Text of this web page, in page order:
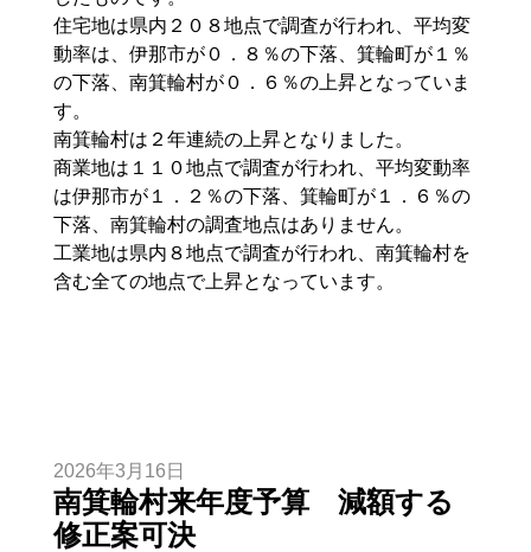
住宅地は県内２０８地点で調査が行われ、平均変
動率は、伊那市が０．８％の下落、箕輪町が１％
の下落、南箕輪村が０．６％の上昇となっていま
す。
南箕輪村は２年連続の上昇となりました。
商業地は１１０地点で調査が行われ、平均変動率
は伊那市が１．２％の下落、箕輪町が１．６％の
下落、南箕輪村の調査地点はありません。
工業地は県内８地点で調査が行われ、南箕輪村を
含む全ての地点で上昇となっています。
2026年3月16日
南箕輪村来年度予算 減額する
修正案可決